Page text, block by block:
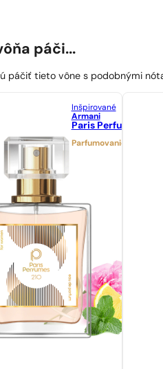
páči...
páčiť tieto vône s podobnými
Inšpirované
Armani
Paris Perfumes N°
Parfumovanie 25%